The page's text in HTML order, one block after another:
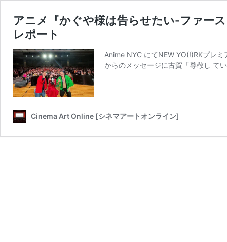
アニメ『かぐや様は告らせたい-ファー
レポート
Anime NYC にてNEW YO(!)RKプレ
からのメッセージに古賀「尊敬し て
Cinema Art Online [シネマアートオンライン]